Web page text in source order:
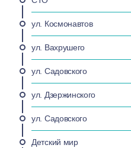
ул. Космонавтов
ул. Вахрушего
ул. Садовского
ул. Дзержинского
ул. Садовского
Детский мир